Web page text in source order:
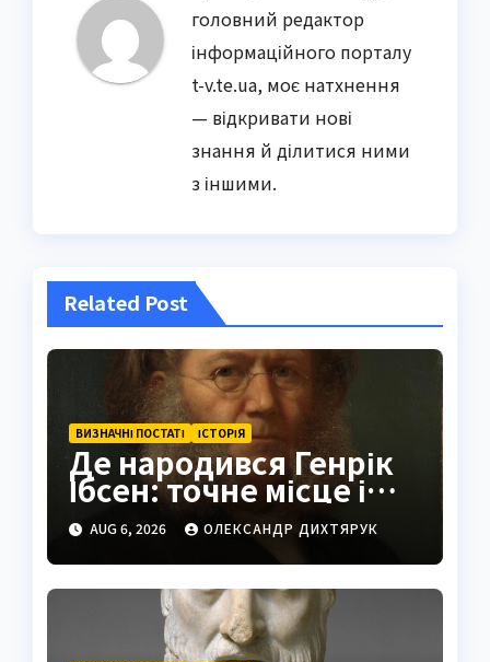
головний редактор
інформаційного порталу
t-v.te.ua, моє натхнення
— відкривати нові
знання й ділитися ними
з іншими.
Related Post
ВИЗНАЧНІ ПОСТАТІ ІСТОРІЯ
Де народився Генрік
Ібсен: точне місце і
історія
AUG 6, 2026 ОЛЕКСАНДР ДИХТЯРУК